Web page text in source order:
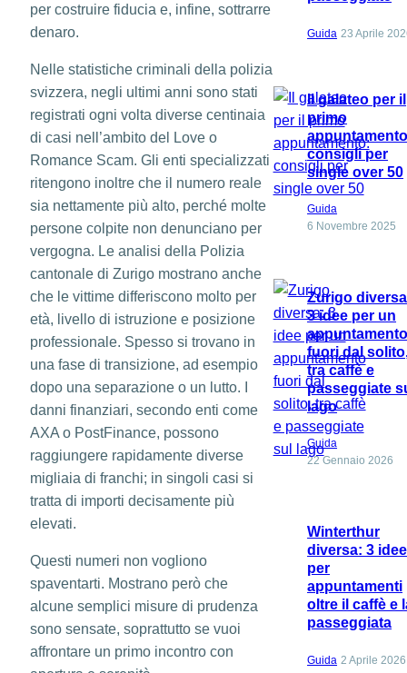
per costruire fiducia e, infine, sottrarre
denaro.
Nelle statistiche criminali della polizia
svizzera, negli ultimi anni sono stati
registrati ogni volta diverse centinaia
di casi nell’ambito del Love o
Romance Scam. Gli enti specializzati
ritengono inoltre che il numero reale
sia nettamente più alto, perché molte
persone colpite non denunciano per
vergogna. Le analisi della Polizia
cantonale di Zurigo mostrano anche
che le vittime differiscono molto per
età, livello di istruzione e posizione
professionale. Spesso si trovano in
una fase di transizione, ad esempio
dopo una separazione o un lutto. I
danni finanziari, secondo enti come
AXA o PostFinance, possono
raggiungere rapidamente diverse
migliaia di franchi; in singoli casi si
tratta di importi decisamente più
elevati.
Questi numeri non vogliono
spaventarti. Mostrano però che
alcune semplici misure di prudenza
sono sensate, soprattutto se vuoi
affrontare un primo incontro con
Guida 23 Aprile
Il galateo per il
primo
consigli per
single over 50
Guida
6 Novembre 2025
Zurigo
3 idee per un
fuori dal
tra caffè e
passeggiate
lago
Guida
22 Gennaio 2026
Winterthur
diversa: 3 idee
per
appuntamenti
oltre il caffè e
passeggiata
Guida 2 Aprile 2026